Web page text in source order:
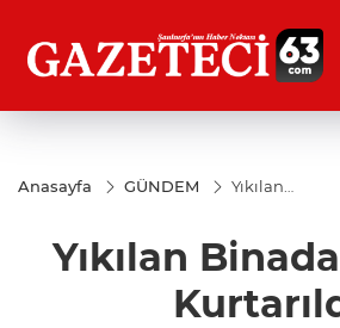
Anasayfa GÜNDEM
Yıkılan
Kurtarıldı
Yıkılan